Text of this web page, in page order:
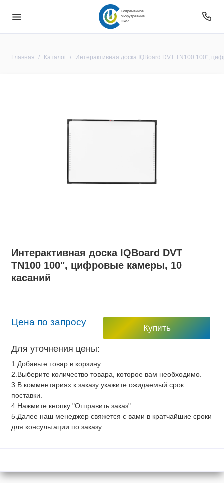
Современное
оборудование
школ
Главная Каталог Интерактивная доска IQBoard DVT TN100 100",
Интерактивная доска IQBoard DVT
TN100 100", цифровые камеры, 10
касаний
Цена по запросу
Купить
Для уточнения цены:
1.Добавьте товар в корзину.
2.Выберите количество товара, которое вам необходимо.
3.В комментариях к заказу укажите ожидаемый срок
поставки.
4.Нажмите кнопку "Отправить заказ".
5.Далее наш менеджер свяжется с вами в кратчайшие сроки
для консультации по заказу.